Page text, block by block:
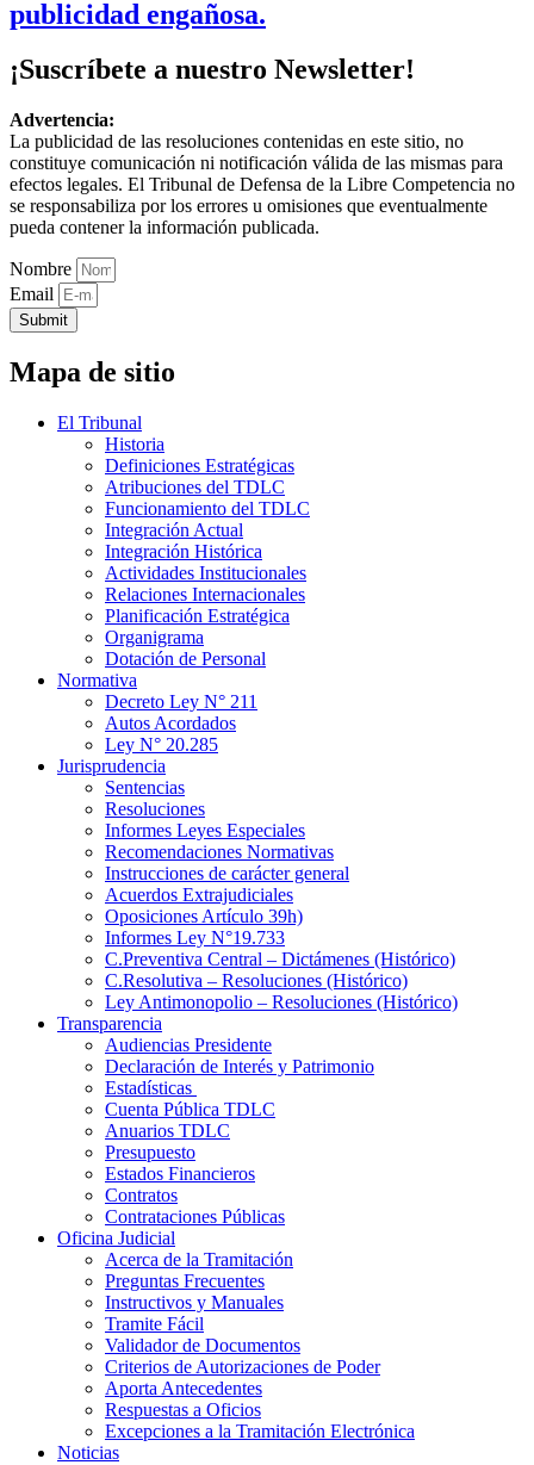
publicidad engañosa.
¡Suscríbete a nuestro Newsletter!
Advertencia:
La publicidad de las resoluciones contenidas en este sitio, no
constituye comunicación ni notificación válida de las mismas para
efectos legales. El Tribunal de Defensa de la Libre Competencia no
se responsabiliza por los errores u omisiones que eventualmente
pueda contener la información publicada.
Nombre
Email
Submit
Mapa de sitio
El Tribunal
Historia
Definiciones Estratégicas
Atribuciones del TDLC
Funcionamiento del TDLC
Integración Actual
Integración Histórica
Actividades Institucionales
Relaciones Internacionales
Planificación Estratégica
Organigrama
Dotación de Personal
Normativa
Decreto Ley N° 211
Autos Acordados
Ley N° 20.285
Jurisprudencia
Sentencias
Resoluciones
Informes Leyes Especiales
Recomendaciones Normativas
Instrucciones de carácter general
Acuerdos Extrajudiciales
Oposiciones Artículo 39h)
Informes Ley N°19.733
C.Preventiva Central – Dictámenes (Histórico)
C.Resolutiva – Resoluciones (Histórico)
Ley Antimonopolio – Resoluciones (Histórico)
Transparencia
Audiencias Presidente
Declaración de Interés y Patrimonio
Estadísticas
Cuenta Pública TDLC
Anuarios TDLC
Presupuesto
Estados Financieros
Contratos
Contrataciones Públicas
Oficina Judicial
Acerca de la Tramitación
Preguntas Frecuentes
Instructivos y Manuales
Tramite Fácil
Validador de Documentos
Criterios de Autorizaciones de Poder
Aporta Antecedentes
Respuestas a Oficios
Excepciones a la Tramitación Electrónica
Noticias